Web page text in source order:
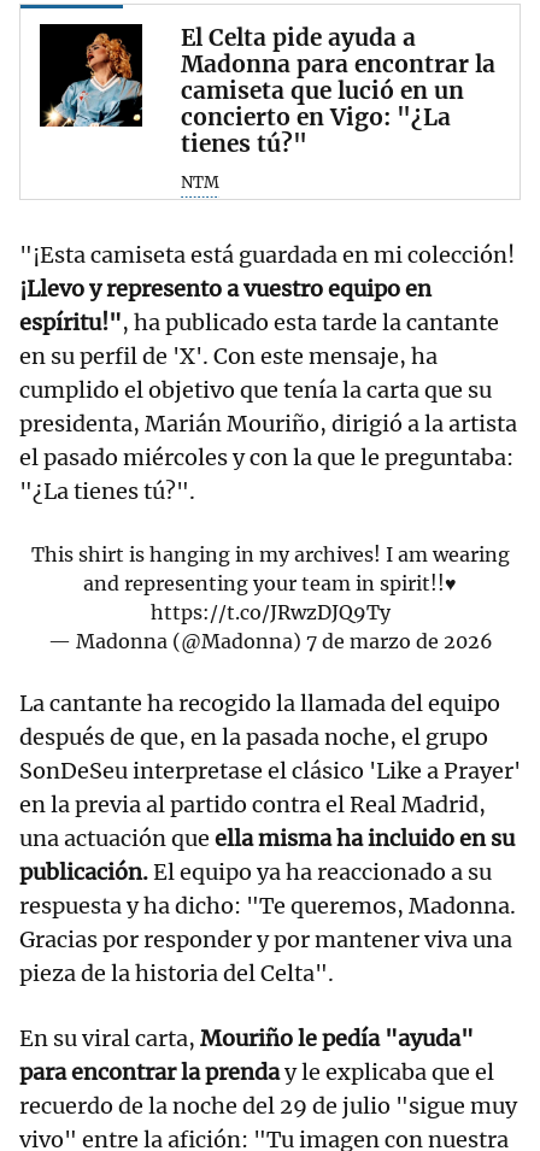
El Celta pide ayuda a
Madonna para encontrar la
camiseta que lució en un
concierto en Vigo: "¿La
tienes tú?"
NTM
"¡Esta camiseta está guardada en mi colección!
¡Llevo y represento a vuestro equipo en
espíritu!", ha publicado esta tarde la cantante
en su perfil de 'X'. Con este mensaje, ha
cumplido el objetivo que tenía la carta que su
presidenta, Marián Mouriño, dirigió a la artista
el pasado miércoles y con la que le preguntaba:
"¿La tienes tú?".
This shirt is hanging in my archives! I am wearing
and representing your team in spirit!!♥️
https://t.co/JRwzDJQ9Ty
— Madonna (@Madonna) 7 de marzo de 2026
La cantante ha recogido la llamada del equipo
después de que, en la pasada noche, el grupo
SonDeSeu interpretase el clásico 'Like a Prayer'
en la previa al partido contra el Real Madrid,
una actuación que ella misma ha incluido en su
publicación.El equipo ya ha reaccionado a su
respuesta y ha dicho: "Te queremos, Madonna.
Gracias por responder y por mantener viva una
pieza de la historia del Celta".
En su viral carta, Mouriño le pedía "ayuda"
para encontrar la prenday le explicaba que el
recuerdo de la noche del 29 de julio "sigue muy
vivo" entre la afición: "Tu imagen con nuestra